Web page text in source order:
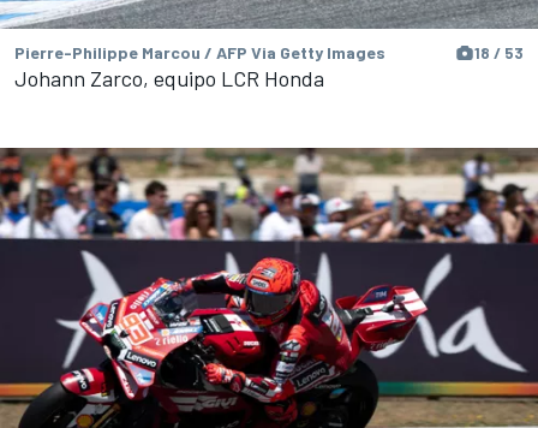
Pierre-Philippe Marcou / AFP Via Getty Images 18 / 53
Johann Zarco, equipo LCR Honda